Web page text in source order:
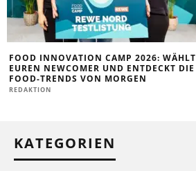
FOOD INNOVATION CAMP 2026: WÄHLT
EUREN NEWCOMER UND ENTDECKT DIE
FOOD-TRENDS VON MORGEN
REDAKTION
KATEGORIEN